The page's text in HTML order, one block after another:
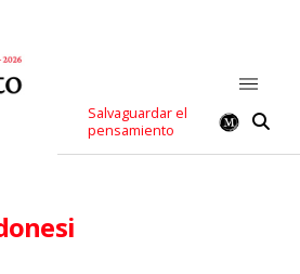
Salvaguardar el
pensamiento